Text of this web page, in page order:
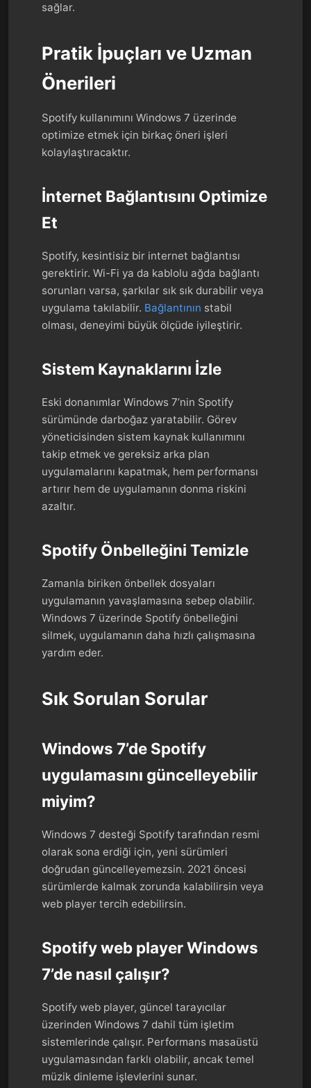
sağlar.
Pratik İpuçları ve Uzman
Önerileri
Spotify kullanımını Windows 7 üzerinde
optimize etmek için birkaç öneri işleri
kolaylaştıracaktır.
İnternet Bağlantısını Optimize
Et
Spotify, kesintisiz bir internet bağlantısı
gerektirir. Wi-Fi ya da kablolu ağda bağlantı
sorunları varsa, şarkılar sık sık durabilir veya
uygulama takılabilir. Bağlantının stabil
olması, deneyimi büyük ölçüde iyileştirir.
Sistem Kaynaklarını İzle
Eski donanımlar Windows 7’nin Spotify
sürümünde darboğaz yaratabilir. Görev
yöneticisinden sistem kaynak kullanımını
takip etmek ve gereksiz arka plan
uygulamalarını kapatmak, hem performansı
artırır hem de uygulamanın donma riskini
azaltır.
Spotify Önbelleğini Temizle
Zamanla biriken önbellek dosyaları
uygulamanın yavaşlamasına sebep olabilir.
Windows 7 üzerinde Spotify önbelleğini
silmek, uygulamanın daha hızlı çalışmasına
yardım eder.
Sık Sorulan Sorular
Windows 7’de Spotify
uygulamasını güncelleyebilir
miyim?
Windows 7 desteği Spotify tarafından resmi
olarak sona erdiği için, yeni sürümleri
doğrudan güncelleyemezsin. 2021 öncesi
sürümlerde kalmak zorunda kalabilirsin veya
web player tercih edebilirsin.
Spotify web player Windows
7’de nasıl çalışır?
Spotify web player, güncel tarayıcılar
üzerinden Windows 7 dahil tüm işletim
sistemlerinde çalışır. Performans masaüstü
uygulamasından farklı olabilir, ancak temel
müzik dinleme işlevlerini sunar.